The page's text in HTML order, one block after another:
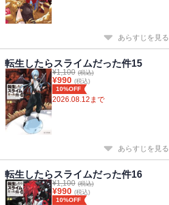
あらすじを見る
転生したらスライムだった件15
¥1,100 (税込)
¥990 (税込)
10%OFF
2026.08.12 まで
あらすじを見る
転生したらスライムだった件16
¥1,100 (税込)
¥990 (税込)
10%OFF